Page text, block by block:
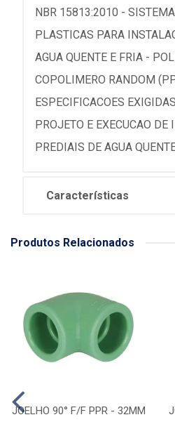
NBR 15813:2010 -
PLASTICAS PARA
AGUA QUENTE E FRIA -
COPOLIMERO RANDOM
ESPECIFICACOES
PROJETO E EXECUCAO DE
PREDIAIS DE AGUA
Características
Produtos Relacionados
JOELHO 90° F/F PPR - 32MM